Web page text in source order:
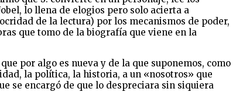
lo llena de elogios pero solo acierta a
de la lectura) por los mecanismos de poder,
que tomo de la biografía que viene en la
por algo es nueva y de la que suponemos, como
la política, la historia, a un «nosotros» que
se encargó de que lo despreciara sin siquiera